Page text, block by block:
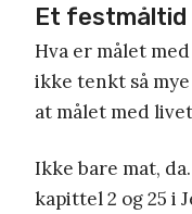
Et festmåltid
Hva er målet
ikke tenkt så
at målet med
Ikke bare mat,
kapittel 2 og 25 i